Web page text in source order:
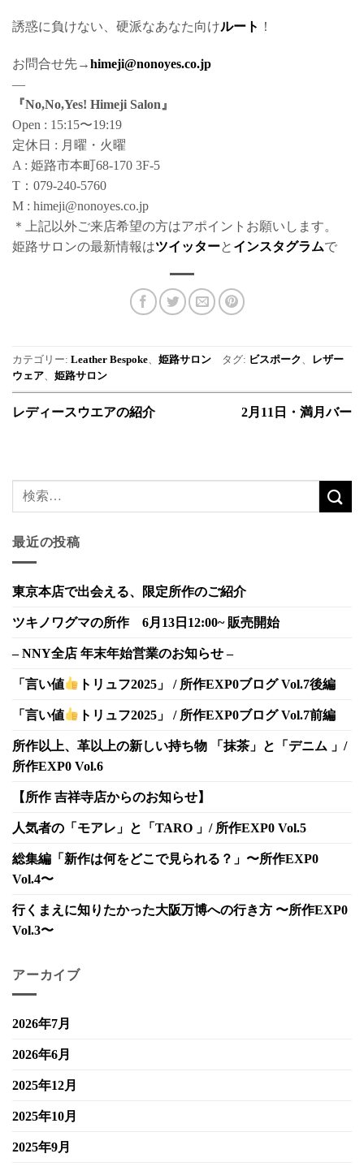
誘惑に負けない、硬派なあなた向けルート ！
お問合せ先→himeji@nonoyes.co.jp
—
『No,No,Yes! Himeji Salon』
Open : 15:15〜19:19
定休日 : 月曜・火曜
A : 姫路市本町68-170 3F-5
T：079-240-5760
M : himeji@nonoyes.co.jp
＊上記以外ご来店希望の方はアポイントお願いします。
姫路サロンの最新情報はツイッターと インスタグラムで
カテゴリー: Leather Bespoke、 姫路サロン タグ: ビスポーク、
レザー
ウェア、 姫路サロン
レディースウエアの紹介 2月11日・満月バー
最近の投稿
東京本店で出会える、限定所作のご紹介
ツキノワグマの所作 6月13日12:00~ 販売開始
– NNY全店 年末年始営業のお知らせ –
「言い値 トリュフ2025」 / 所作EXP0ブログ Vol.7後編
「言い値 トリュフ2025」 / 所作EXP0ブログ Vol.7前編
所作以上、革以上の新しい持ち物 「抹茶」と「デニム 」/
所作EXP0 Vol.6
【所作 吉祥寺店からのお知らせ】
人気者の「モアレ」と「TARO 」/ 所作EXP0 Vol.5
総集編「新作は何をどこで見られる？」〜所作EXP0
Vol.4〜
行くまえに知りたかった大阪万博への行き方 〜所作EXP0
Vol.3〜
アーカイブ
2026年7月
2026年6月
2025年12月
2025年10月
2025年9月